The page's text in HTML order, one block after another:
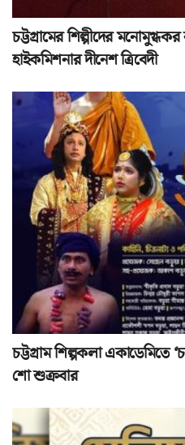
চট্টগ্রামের শিল্পীদের
হাইকমিশনার দীনেশ ত্রিবেদী
চট্টগ্রাম শিল্পকলা একাডেমিতে
শো শুক্রবার